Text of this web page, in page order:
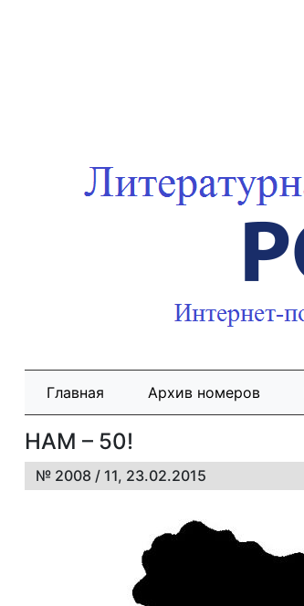
Главная Архив номеров
НАМ – 50!
№ 2008 / 11, 23.02.2015